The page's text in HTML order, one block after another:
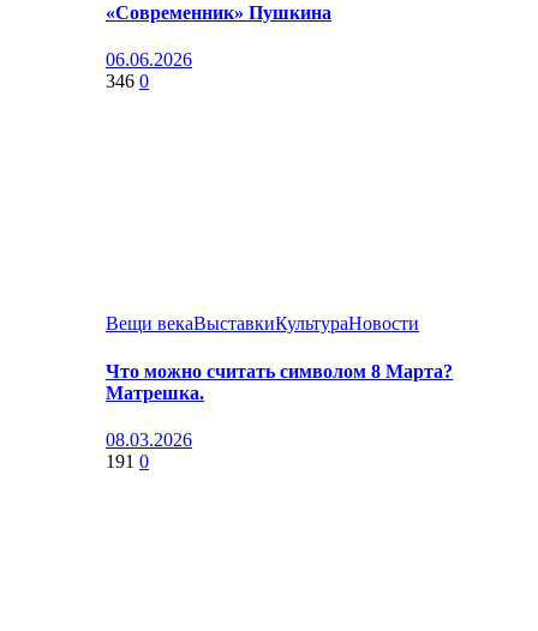
«Современник» Пушкина
06.06.2026
346 0
Вещи векаВыставкиКультураНовости
Что можно считать символом 8 Марта?
Матрешка.
08.03.2026
191 0